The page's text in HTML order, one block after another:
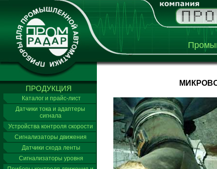
ПРОДУКЦИЯ
Каталог и прайс-лист
Датчики тока и адаптеры
сигнала
Устройства контроля скорости
Сигнализаторы движения
Датчики схода ленты
Сигнализаторы уровня